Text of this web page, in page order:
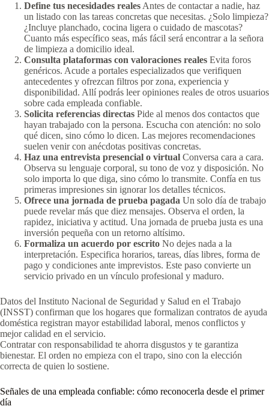
Define tus necesidades reales Antes de contactar a nadie, haz
un listado con las tareas concretas que necesitas. ¿Solo limpieza?
¿Incluye planchado, cocina ligera o cuidado de mascotas?
Cuanto más específico seas, más fácil será encontrar a la señora
de limpieza a domicilio ideal.
Consulta plataformas con valoraciones reales Evita foros
genéricos. Acude a portales especializados que verifiquen
antecedentes y ofrezcan filtros por zona, experiencia y
disponibilidad. Allí podrás leer opiniones reales de otros usuarios
sobre cada empleada confiable.
Solicita referencias directas Pide al menos dos contactos que
hayan trabajado con la persona. Escucha con atención: no solo
qué dicen, sino cómo lo dicen. Las mejores recomendaciones
suelen venir con anécdotas positivas concretas.
Haz una entrevista presencial o virtual Conversa cara a cara.
Observa su lenguaje corporal, su tono de voz y disposición. No
solo importa lo que diga, sino cómo lo transmite. Confía en tus
primeras impresiones sin ignorar los detalles técnicos.
Ofrece una jornada de prueba pagada Un solo día de trabajo
puede revelar más que diez mensajes. Observa el orden, la
rapidez, iniciativa y actitud. Una jornada de prueba justa es una
inversión pequeña con un retorno altísimo.
Formaliza un acuerdo por escrito No dejes nada a la
interpretación. Especifica horarios, tareas, días libres, forma de
pago y condiciones ante imprevistos. Este paso convierte un
servicio privado en un vínculo profesional y maduro.
Datos del Instituto Nacional de Seguridad y Salud en el Trabajo
(INSST) confirman que los hogares que formalizan contratos de ayuda
doméstica registran mayor estabilidad laboral, menos conflictos y
mejor calidad en el servicio.
Contratar con responsabilidad te ahorra disgustos y te garantiza
bienestar. El orden no empieza con el trapo, sino con la elección
correcta de quien lo sostiene.
Señales de una empleada confiable: cómo reconocerla desde el primer
día